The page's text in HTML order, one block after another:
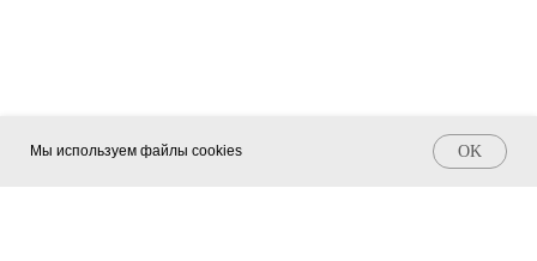
Мы используем файлы cookies OK